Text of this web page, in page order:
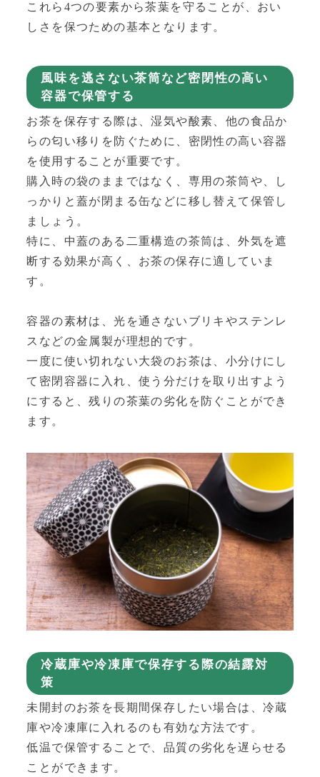
これら4つの要素から茶葉を守ることが、おい
しさを保つための基本となります。
風味を逃さない茶筒など密閉性の高い
容器で保管する
お茶を保存する際は、湿気や酸素、他の食品か
らの匂い移りを防ぐために、密閉性の高い容器
を使用することが重要です。
購入時の袋のままではなく、専用の茶筒や、し
っかりと蓋が閉まる缶などに移し替えて保管し
ましょう。
特に、中蓋のある二重構造の茶筒は、外気を遮
断する効果が高く、お茶の保存に適していま
す。
容器の素材は、光を通さないブリキやステンレ
スなどの金属製が理想的です。
一度に使い切れない大袋のお茶は、小分けにし
て密閉容器に入れ、使う分だけを取り出すよう
にすると、残りの茶葉の劣化を防ぐことができ
ます。
冷蔵庫や冷凍庫で保存する際の結露対
策
未開封のお茶を長期間保存したい場合は、冷蔵
庫や冷凍庫に入れるのも有効な方法です。
低温で保管することで、品質の劣化を遅らせる
ことができます。